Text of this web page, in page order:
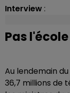
Interview :
Pas
Au lendemain
36,7 millions de